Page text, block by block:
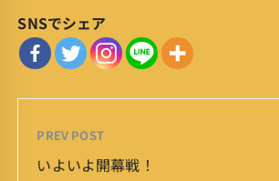
SNSでシェア
PREV POST
いよいよ開幕戦！